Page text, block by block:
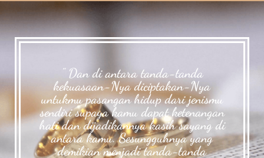
" Dan di antara tanda-tanda
kekuasaan-Nya diciptakan-Nya
untukmu pasangan hidup dari jenismu
sendiri supaya kamu dapat ketenangan
hati dan dijadikannya kasih sayang di
antara kamu. Sesungguhnya yang
demikian menjadi tanda-tanda